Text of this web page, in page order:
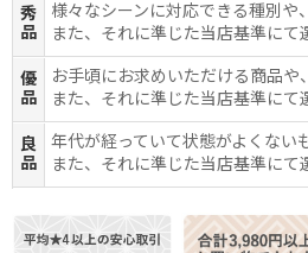
秀
品
様々なシーンに対応できる種別
また、それに準じた当店基準にて
優
品
お手頃にお求めいただける商品
また、それに準じた当店基準にて
良
品
年代が経っていて状態がよくない
また、それに準じた当店基準に